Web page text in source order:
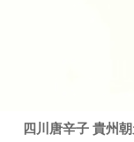
四川唐辛子 貴州